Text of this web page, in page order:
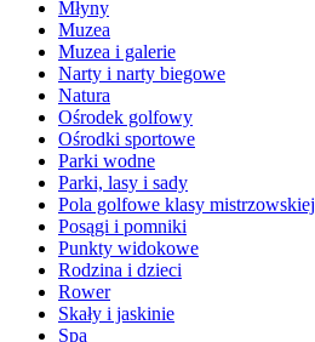
Młyny
Muzea
Muzea i galerie
Narty i narty biegowe
Natura
Ośrodek golfowy
Ośrodki sportowe
Parki wodne
Parki, lasy i sady
Pola golfowe klasy mistrzowskiej
Posągi i pomniki
Punkty widokowe
Rodzina i dzieci
Rower
Skały i jaskinie
Spa